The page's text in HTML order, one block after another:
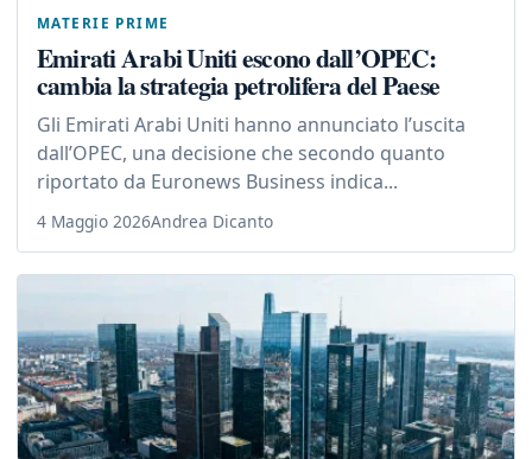
MATERIE PRIME
Emirati Arabi Uniti escono dall’OPEC:
cambia la strategia petrolifera del Paese
Gli Emirati Arabi Uniti hanno annunciato l’uscita
dall’OPEC, una decisione che secondo quanto
riportato da Euronews Business indica...
4 Maggio 2026Andrea Dicanto